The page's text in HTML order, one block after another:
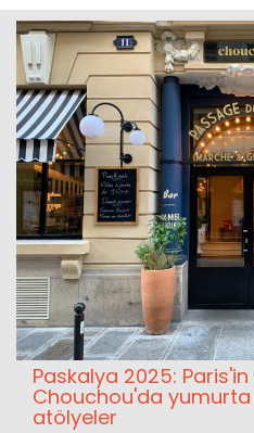
Paskalya 2025:
Chouchou'da yumurta
atölyeler